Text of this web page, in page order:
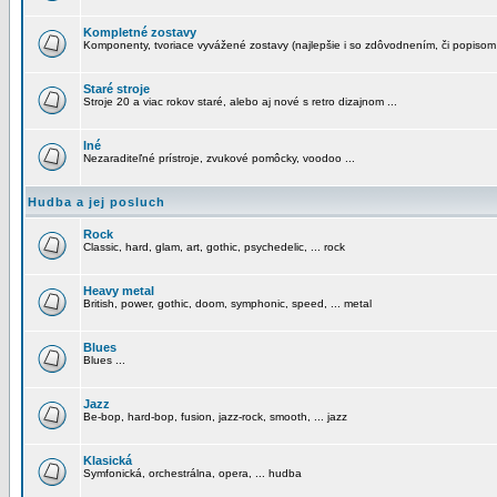
Kompletné zostavy
Komponenty, tvoriace vyvážené zostavy (najlepšie i so zdôvodnením, či
Staré stroje
Stroje 20 a viac rokov staré, alebo aj nové s retro dizajnom ...
Iné
Nezaraditeľné prístroje, zvukové pomôcky, voodoo ...
Hudba a jej posluch
Rock
Classic, hard, glam, art, gothic, psychedelic, ... rock
Heavy metal
British, power, gothic, doom, symphonic, speed, ... metal
Blues
Blues ...
Jazz
Be-bop, hard-bop, fusion, jazz-rock, smooth, ... jazz
Klasická
Symfonická, orchestrálna, opera, ... hudba